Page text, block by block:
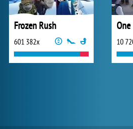
Frozen Rush
601 382x
One
10